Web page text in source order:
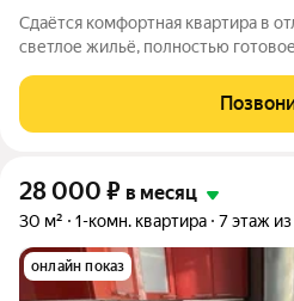
Сдаётся комфортная квартира в
светлое жильё, полностью
мебель, техника и
просмотру! Арт. 132869473
28 000 ₽ в месяц
30 м² 1-комн. квартира 7 этаж из
онлайн показ